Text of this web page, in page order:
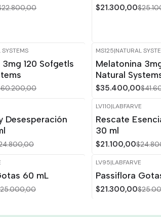
$21.300,00
SYSTEMS
120 Sofgetls
-15%OFF
MS125|NATURAL
Melatonina
Natural
$35.400,00
Desesperación
-15%
LV110|LABFARVE
Rescate
30 ml
$21.100,00
60 mL
-15%
LV95|LABFARVE
Passiflora
$21.300,00